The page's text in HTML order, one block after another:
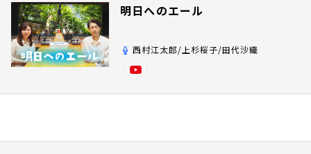
明日へのエール
西村江太郎/上杉桜子/田代沙織